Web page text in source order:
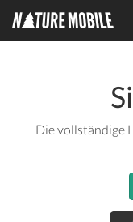
Die vollständige